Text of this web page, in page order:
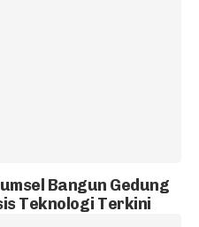
Bangun Gedung
Teknologi Terkini